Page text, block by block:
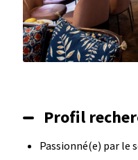
Profil
Passionné(e) par le